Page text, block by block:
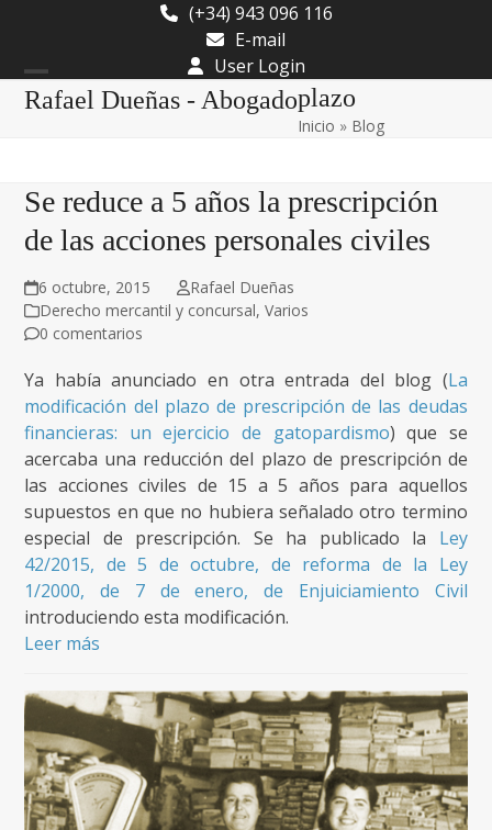
content
(+34) 943 096 116
E-mail
User Login
Rafael Dueñas - Abogado
Open
Close
plazo
Inicio » Blog
Se reduce a 5 años la prescripción
de las acciones personales civiles
6 octubre, 2015
Rafael Dueñas
Derecho mercantil y concursal,Varios
0 comentarios
Ya había anunciado en otra entrada del blog (La
modificación del plazo de prescripción de las deudas
financieras: un ejercicio de gatopardismo) que se
acercaba una reducción del plazo de prescripción de
las acciones civiles de 15 a 5 años para aquellos
supuestos en que no hubiera señalado otro termino
especial de prescripción. Se ha publicado la Ley
42/2015, de 5 de octubre, de reforma de la Ley
1/2000, de 7 de enero, de Enjuiciamiento Civil
introduciendo esta modificación.
Leer más